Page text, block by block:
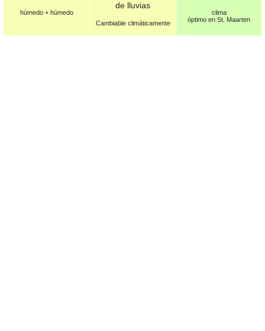
húmedo + húmedo
de lluvias
Cambiable climáticamente
clima
óptimo en St. Maarten